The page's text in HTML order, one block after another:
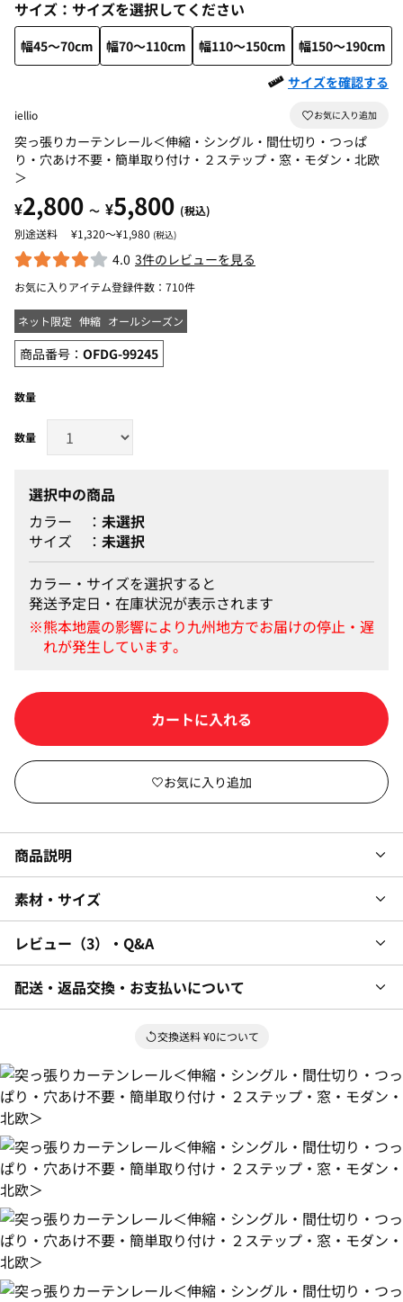
サイズ： サイズを選択してください
幅45～70cm 幅70～110cm 幅110～150cm
幅150～190cm
サイズを確認する
iellio
突っ張りカーテンレール＜伸縮・シングル・間仕切り・つっぱ
り・穴あけ不要・簡単取り付け・２ステップ・窓・モダン・北欧
＞
¥2,800 ～ ¥5,800 (税込)
¥1,320～¥1,980 (税込)
4.0 3件のレビューを見る
お気に入りアイテム登録件数： 710件
ネット限定 伸縮 オールシーズン
商品番号： OFDG-99245
数量
選択中の商品
カラー
未選択
サイズ
未選択
カラー・サイズを選択すると
発送予定日・在庫状況が表示されます
カートに入れる
商品説明
素材・サイズ
レビュー 3 ・Q&A
配送・返品交換・お支払いについて
交換送料 ¥0について